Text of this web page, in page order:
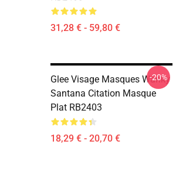
31,28 € - 59,80 €
Glee Visage Masques Wanky
Santana Citation Masque
Plat RB2403
18,29 € - 20,70 €
-20%